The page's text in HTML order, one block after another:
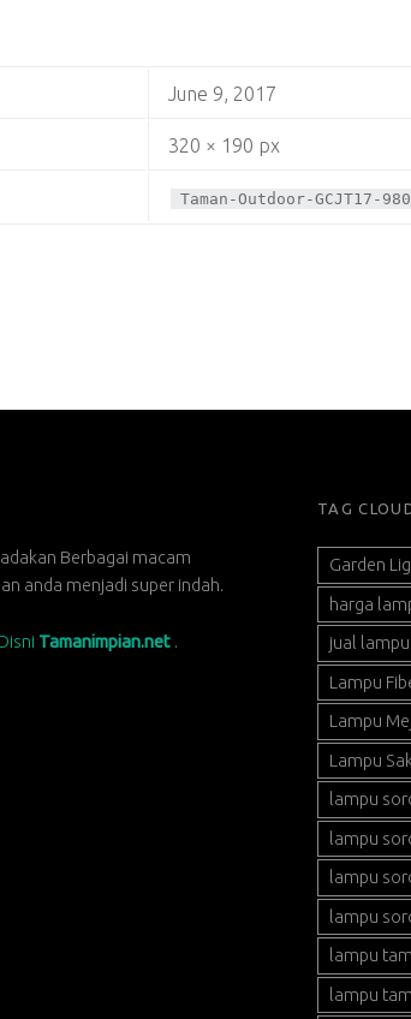
June 9, 2017
320 × 190 px
Taman-Outdoor-GCJT17-
Berbagai macam
anda menjadi super indah.
Tamanimpian.net .
TAG
Garden
harga
jual
Lampu
Lampu
Lampu
lampu
lampu
lampu
lampu
lampu
lampu